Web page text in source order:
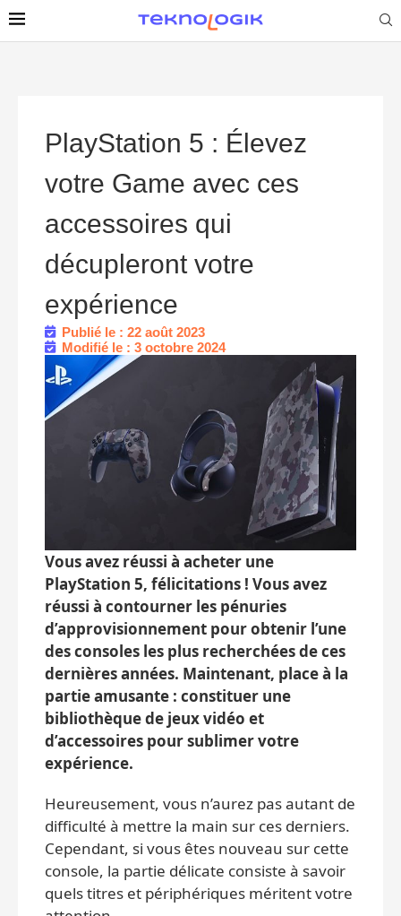
PlayStation 5 : Élevez
votre Game avec ces
accessoires qui
décupleront votre
expérience
Publié le : 22 août 2023
Modifié le : 3 octobre 2024
Vous avez réussi à acheter une
PlayStation 5, félicitations ! Vous avez
réussi à contourner les pénuries
d’approvisionnement pour obtenir l’une
des consoles les plus recherchées de ces
dernières années. Maintenant, place à la
partie amusante : constituer une
bibliothèque de jeux vidéo et
d’accessoires pour sublimer votre
expérience.
Heureusement, vous n’aurez pas autant de
difficulté à mettre la main sur ces derniers.
Cependant, si vous êtes nouveau sur cette
console, la partie délicate consiste à savoir
quels titres et périphériques méritent votre